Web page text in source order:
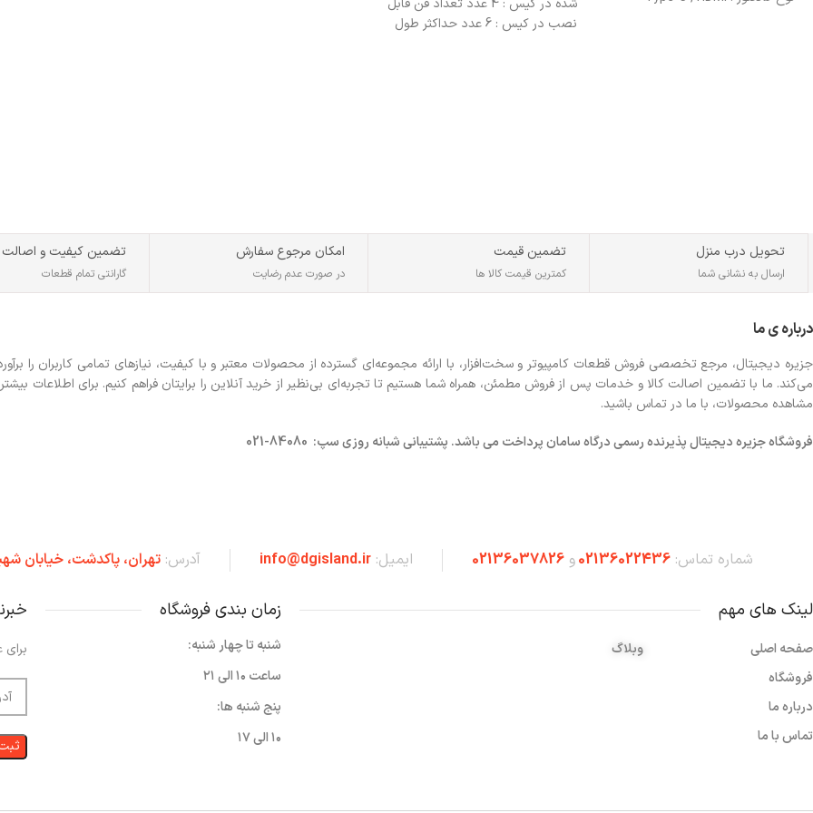
شده در کیس : 4 عدد تعداد فن قابل
نصب در کیس : 6 عدد حداکثر طول
تحویل درب منزل
ارسال به نشانی شما
تضمین قیمت
کمترین قیمت کالا ها
امکان مرجوع سفارش
در صورت عدم رضایت
تضمین کیفیت و اصالت
گارانتی تمام قطعات
درباره ی ما
جزیره دیجیتال، مرجع تخصصی فروش قطعات کامپیوتر و سخت‌افزار، با ارائه مجموعه‌ای گسترده از محصولات معتبر و با کیفیت، نیازهای تمامی کاربران را
می‌کند. ما با تضمین اصالت کالا و خدمات پس از فروش مطمئن، همراه شما هستیم تا تجربه‌ای بی‌نظیر از خرید آنلاین را برایتان فراهم کنیم. برای اطلاعات
مشاهده محصولات، با ما در تماس باشید.
فروشگاهجزیره دیجیتال پذیرنده رسمی درگاه سامان پرداخت می باشد. پشتیبانی شبانه روزی سپ: 84080-021
شماره تماس:02136022436و02136037826 ایمیل:info@dgisland.ir آدرس:تهران،‌ پاکدشت، خیابان
لینک های مهم
صفحه اصلی
فروشگاه
درباره ما
تماس با ما
وبلاگ
زمان بندی فروشگاه
شنبه تا چهار شنبه:
ساعت ۱۰ الی ۲۱
پنج شنبه ها:
۱۰ الی ۱۷